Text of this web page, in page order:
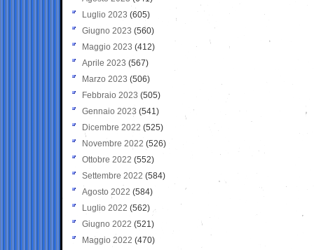
Luglio 2023 (605)
Giugno 2023 (560)
Maggio 2023 (412)
Aprile 2023 (567)
Marzo 2023 (506)
Febbraio 2023 (505)
Gennaio 2023 (541)
Dicembre 2022 (525)
Novembre 2022 (526)
Ottobre 2022 (552)
Settembre 2022 (584)
Agosto 2022 (584)
Luglio 2022 (562)
Giugno 2022 (521)
Maggio 2022 (470)